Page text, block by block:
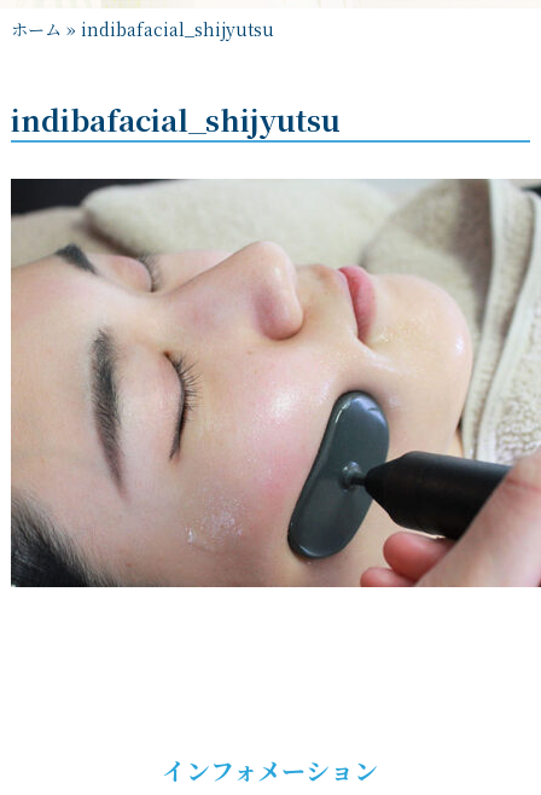
ホーム » indibafacial_shijyutsu
indibafacial_shijyutsu
インフォメーション